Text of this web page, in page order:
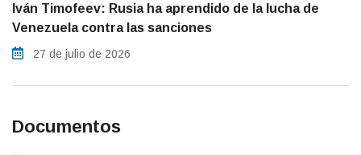
Iván Timofeev: Rusia ha aprendido de la lucha de
Venezuela contra las sanciones
27 de julio de 2026
Documentos